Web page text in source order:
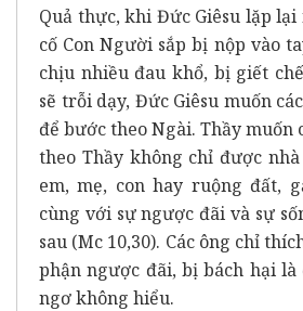
Quả thực, khi Đức Giêsu lặp
cố Con Người sắp bị nộp vào
chịu nhiều đau khổ, bị giết
sẽ trỗi dạy, Đức Giêsu muốn
để bước theo Ngài. Thầy muốn
theo Thầy không chỉ được
em, mẹ, con hay ruộng đất,
cùng với sự ngược đãi và sự
sau (Mc 10,30). Các ông chỉ
phận ngược đãi, bị bách hại là
ngơ không hiểu.